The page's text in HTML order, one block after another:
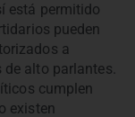
está permitido
pueden
a
alto parlantes.
cumplen
existen